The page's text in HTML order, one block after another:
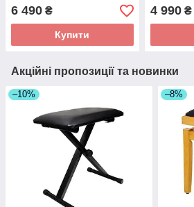
6 490 ₴
Купити
4 990₴
Акційні пропозиції та новинки
–10% –8%